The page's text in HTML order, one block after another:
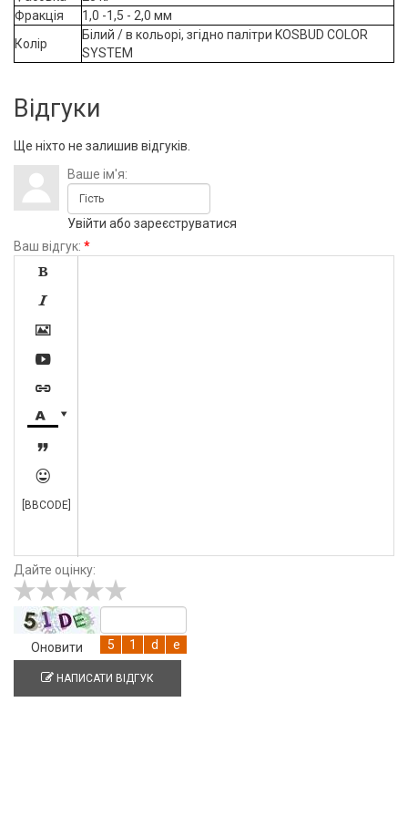
Фракція
1,0 -1,5 - 2,0 мм
Колір
Білий / в кольорі, згідно палітри KOSBUD COLOR
SYSTEM
Відгуки
Ще ніхто не залишив відгуків.
Ваше ім'я:
Увійти або зареєструватися
Ваш відгук: *









[BBCODE]
Дайте оцінку:
Оновити
НАПИСАТИ ВІДГУК